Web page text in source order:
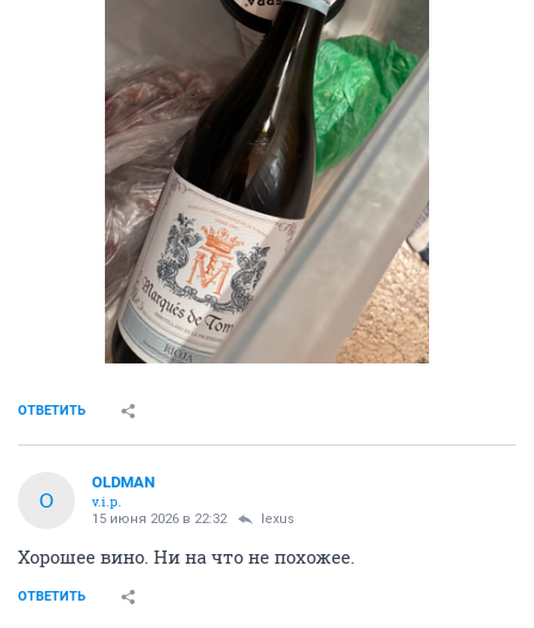
ОТВЕТИТЬ
O
OLDMAN
v.i.p.
15 июня 2026 в 22:32 lexus
Хорошее вино. Ни на что не похожее.
ОТВЕТИТЬ